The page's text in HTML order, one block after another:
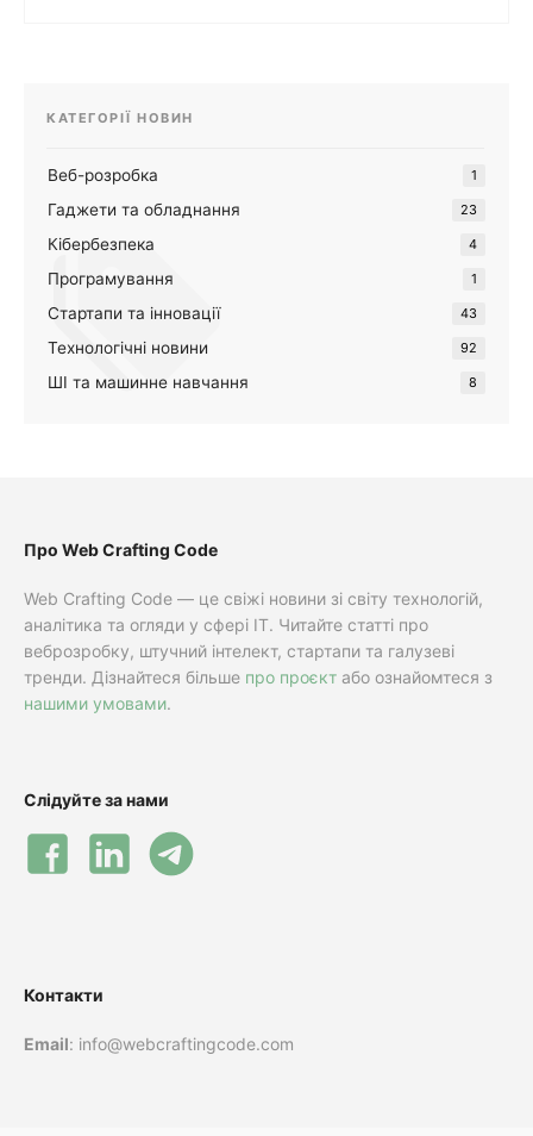
КАТЕГОРІЇ НОВИН
Веб-розробка 1
Гаджети та обладнання 23
Кібербезпека 4
Програмування 1
Стартапи та інновації 43
Технологічні новини 92
ШІ та машинне навчання 8
Про Web Crafting Code
Web Crafting Code — це свіжі новини зі світу технологій,
аналітика та огляди у сфері IT. Читайте статті про
веброзробку, штучний інтелект, стартапи та галузеві
тренди. Дізнайтеся більше про проєкт або ознайомтеся з
нашими умовами.
Слідуйте за нами
Контакти
Email: info@webcraftingcode.com